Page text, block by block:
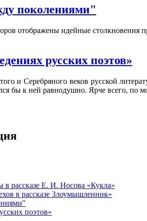
поколениями"
отображены идейные
русских поэтов»
и Серебряного веков русской
бы к ней равнодушно. Ярче всего,
рассказе Е. И. Носова «Кукла»
в рассказе Злоумышленник»
поэтов»